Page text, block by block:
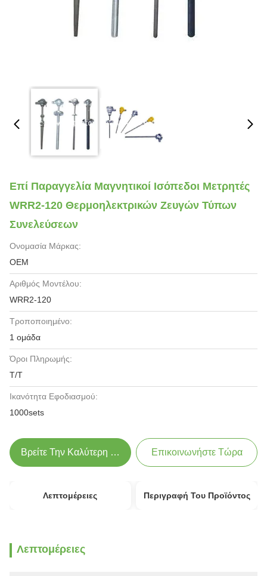
Επί Παραγγελία Μαγνητικοί Ισόπεδοι Μετρητές
WRR2-120 Θερμοηλεκτρικών Ζευγών Τύπων
Συνελεύσεων
Ονομασία Μάρκας:
OEM
Αριθμός Μοντέλου:
WRR2-120
Τροποποιημένο:
1 ομάδα
Όροι Πληρωμής:
T/T
Ικανότητα Εφοδιασμού:
1000sets
Βρείτε Την Καλύτερη Τιμή Επικοινωνήστε Τώρα
Λεπτομέρειες Περιγραφή Του Προϊόντος
Λεπτομέρειες